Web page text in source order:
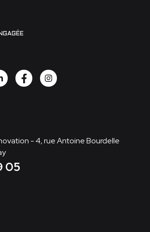
- 4, rue Antoine Bourdelle
05